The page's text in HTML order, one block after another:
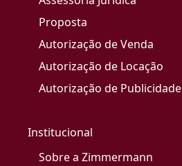
Proposta
Autorização de Venda
Autorização de Locação
Autorização de Publicidade
Institucional
Sobre a Zimmermann